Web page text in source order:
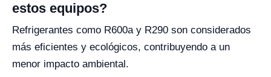
estos equipos?
Refrigerantes como R600a y R290 son considerados
más eficientes y ecológicos, contribuyendo a un
menor impacto ambiental.